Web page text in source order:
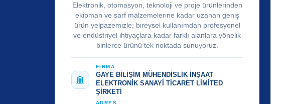
Elektronik, otomasyon, teknoloji ve proje ürünlerinden
ekipman ve sarf malzemelerine kadar uzanan geniş
ürün yelpazemizle; bireysel kullanımdan profesyonel
ve endüstriyel ihtiyaçlara kadar farklı alanlara yönelik
binlerce ürünü tek noktada sunuyoruz.
FİRMA
GAYE BİLİŞİM MÜHENDİSLİK İNŞAAT
ELEKTRONİK SANAYİ TİCARET LİMİTED
ŞİRKETİ
ADRES